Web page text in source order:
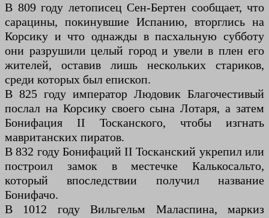
В 809 году летописец Сен-Бертен сообщает, что
сарацины, покинувшие Испанию, вторглись на
Корсику и что однажды в пасхальную субботу
они разрушили целый город и увели в плен его
жителей, оставив лишь нескольких стариков,
среди которых был епископ.
В 825 году император Людовик Благочестивый
послал на Корсику своего сына Лотаря, а затем
Бонифация II Тосканского, чтобы изгнать
мавританских пиратов.
В 832 году Бонифаций II Тосканский укрепил или
построил замок в местечке Калькосальто,
который впоследствии получил название
Бонифачо.
В 1012 году Вильгельм Маласпина, маркиз